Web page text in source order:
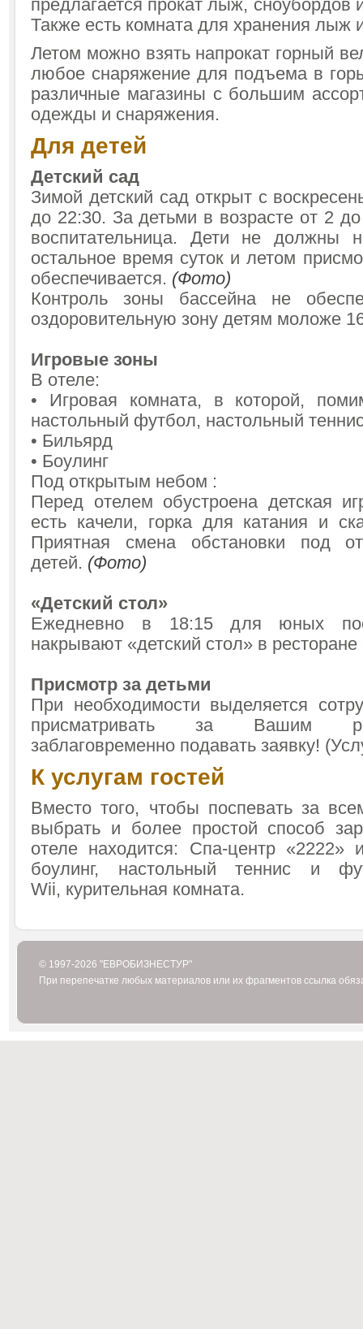
предлагается прокат лыж, сноубордов
Также есть комната для хранения лыж
Летом можно взять напрокат горный
любое снаряжение для подъема в
различные магазины с большим
одежды и снаряжения.
Для детей
Детский сад
Зимой детский сад открыт с
до 22:30. За детьми в возрасте от 2
воспитательница. Дети не должны
остальное время суток и летом
обеспечивается. (Фото)
Контроль зоны бассейна не
оздоровительную зону детям моложе
Игровые зоны
В отеле:
• Игровая комната, в которой,
настольный футбол, настольный
• Бильярд
• Боулинг
Под открытым небом :
Перед отелем обустроена детская
есть качели, горка для катания и
Приятная смена обстановки под
детей. (Фото)
«Детский стол»
Ежедневно в 18:15 для юных
накрывают «детский стол» в
Присмотр за детьми
При необходимости выделяется
присматривать за Вашим
заблаговременно подавать заявку!
К услугам гостей
Вместо того, чтобы поспевать за
выбрать и более простой способ
отеле находится: Спа-центр «2222»
боулинг, настольный теннис и
Wii, курительная комната.
© 1997-2026 "ЕВРОБИЗНЕСТУР"
При перепечатке любых материалов или их фрагментов ссылка